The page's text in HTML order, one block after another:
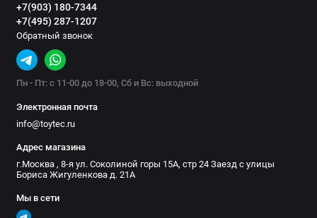
+7(903) 180-7344
+7(495) 287-1207
Обратный звонок
Пн - Пт: с 11-00 до 18-00, Сб и Вс: выходной
Электронная почта
info@toytec.ru
Адрес магазина
г.Москва , 8-я ул. Соколиной горы 15А, стр 24 Заезд с улицы
Бориса Жигуленкова д. 21А
Мы в сети